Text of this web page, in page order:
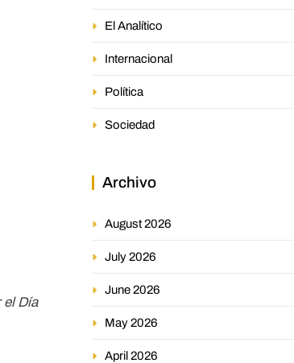
Día
El Analítico
Internacional
Política
Sociedad
Archivo
August 2026
July 2026
June 2026
May 2026
April 2026